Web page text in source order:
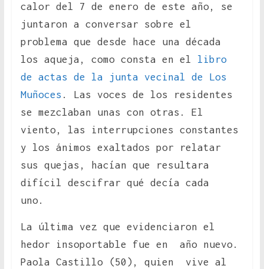
calor del 7 de enero de este año, se
juntaron a conversar sobre el
problema que desde hace una década
los aqueja, como consta en el libro
de actas de la junta vecinal de Los
Muñoces . Las voces de los residentes
se mezclaban unas con otras. El
viento, las interrupciones constantes
y los ánimos exaltados por relatar
sus quejas, hacían que resultara
difícil descifrar qué decía cada
uno.
La última vez que evidenciaron el
hedor insoportable fue en año nuevo.
Paola Castillo (50), quien vive al